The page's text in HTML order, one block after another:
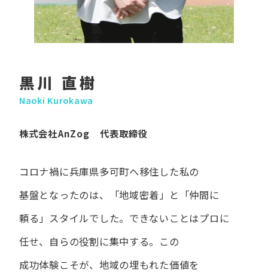
黒川 直樹
Naoki Kurokawa
株式会社AnZog 代表取締役
コロナ禍に​兵庫県多可町へ​移住した​私の​
基盤となったのは、
「地域密着」と​「仲間に​
頼る」スタイルでした。 できない​ことは​プロに​
任せ、​自らの​役割に​集中する。 この​
成功体験こそが、​地域の​埋もれた​価値を​